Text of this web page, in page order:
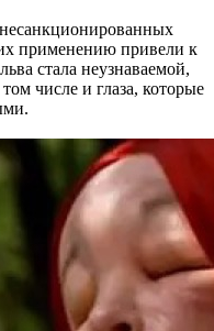
применению привели к
стала неузнаваемой,
числе и глаза, которые